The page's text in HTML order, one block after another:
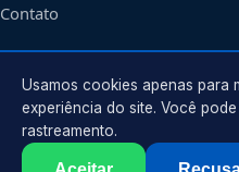
Contato
CONTATO
Atendimento em
Usamos cookies apenas para
experiência do site. Você
rastreamento.